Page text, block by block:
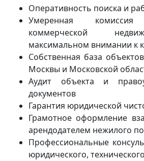
Оперативность поиска и
Умеренная
коммерческой
максимальном внимании к
Собственная база
Москвы и Московской
Аудит объекта и
документов
Гарантия юридической
Грамотное оформление
арендодателем нежилого
Профессиональные
юридического,